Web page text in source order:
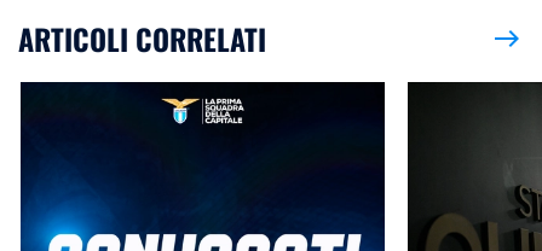
ARTICOLI CORRELATI east